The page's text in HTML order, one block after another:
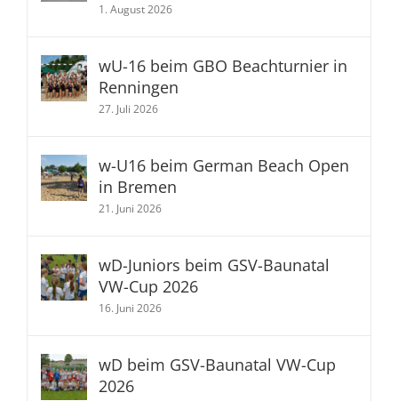
1. August 2026
wU-16 beim GBO Beachturnier in
Renningen
27. Juli 2026
w-U16 beim German Beach Open
in Bremen
21. Juni 2026
wD-Juniors beim GSV-Baunatal
VW-Cup 2026
16. Juni 2026
wD beim GSV-Baunatal VW-Cup
2026